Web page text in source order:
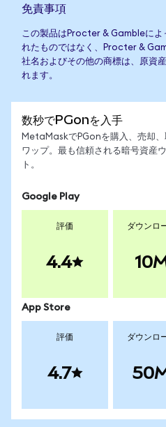
免責事項
この製品はProcter & Gambleによ
れたものではなく、Procter &
社名およびその他の商標は、原資
れます。
数秒でPGonを入手
MetaMaskでPGonを購入、売却、
ワップ。最も信頼される暗号資産
ト。
Google Play
評価
4.4
ダウンロ
App Store
評価
4.7
ダウンロ